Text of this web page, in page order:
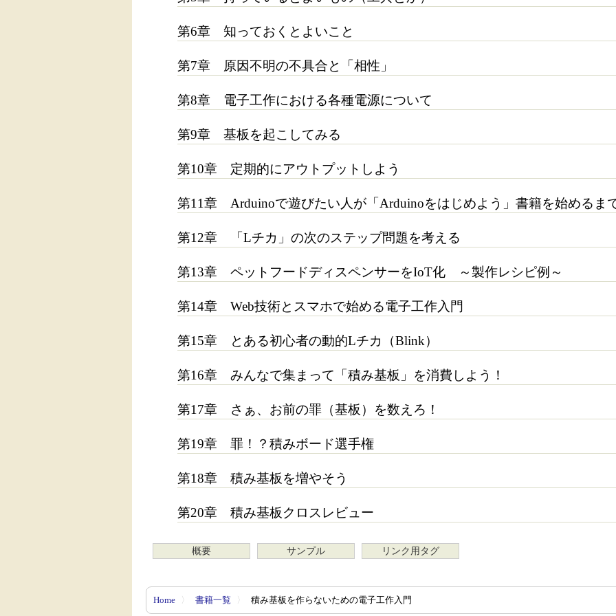
第6章 知っておくとよいこと
第7章 原因不明の不具合と「相性」
第8章 電子工作における各種電源について
第9章 基板を起こしてみる
第10章 定期的にアウトプットしよう
第11章 Arduinoで遊びたい人が「Arduinoをはじめよう」書籍を始めるま
第12章 「Lチカ」の次のステップ問題を考える
第13章 ペットフードディスペンサーをIoT化 ～製作レシピ例～
第14章 Web技術とスマホで始める電子工作入門
第15章 とある初心者の動的Lチカ（Blink）
第16章 みんなで集まって「積み基板」を消費しよう！
第17章 さぁ、お前の罪（基板）を数えろ！
第19章 罪！？積みボード選手権
第18章 積み基板を増やそう
第20章 積み基板クロスレビュー
概要 サンプル リンク用タグ
Home 〉 書籍一覧 〉 積み基板を作らないための電子工作入門